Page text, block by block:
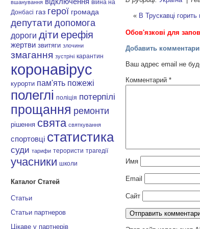
вшанування
війна на
Донбасі газ герої громада
депутати допомога
дороги діти ерефія
жертви звитяги злочини
змагання зустрічі карантин
коронавірус
курорти пам'ять пожежі
полеглі поліція потерпілі
прощання ремонти
рішення свята святкування
спортовці статистика
суди тарифи терористи трагедії
учасники школи
Каталог Статей
Статьи
Статьи партнеров
Цікаве у партнерів
« В Трускавці
Обов'язкові для
Добавить
Ваш адрес email не
Комментарий*
Имя
Email
Сайт